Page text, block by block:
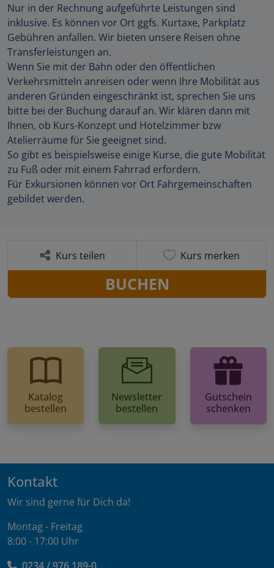
Nur in der Rechnung aufgeführte Leistungen sind
inklusive. Es können vor Ort ggfs. Kurtaxe, Parkplatz
Gebühren anfallen. Wir bieten unsere Reisen ohne
Transferleistungen an.
Wenn Sie mit der Bahn oder den öffentlichen
Verkehrsmitteln anreisen oder wenn Ihre Mobilität aus
anderen Gründen eingeschränkt ist, sprechen Sie uns
bitte bei der Buchung darauf an. Wir klären dann mit
Ihnen, ob Kurs-Konzept und Hotelzimmer bzw
Atelierräume für Sie geeignet sind.
So gibt es beispielsweise einige Kurse, die gute Mobilität
zu Fuß oder mit einem Fahrrad erfordern.
Für Exkursionen können vor Ort Fahrgemeinschaften
gebildet werden.
Kurs teilen Kurs merken
BUCHEN
Katalog
bestellen
Newsletter
bestellen
Gutschein
schenken
Kontakt
Wir sind gerne für Dich da!
Montag - Freitag
8:00 - 17:00 Uhr